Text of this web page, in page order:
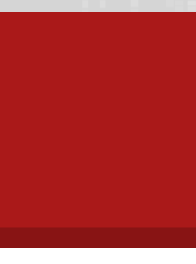
Esse site utiliza
concorda com nossos